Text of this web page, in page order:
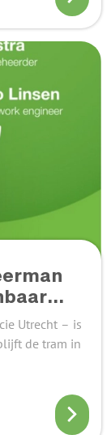
Utrecht – is
de tram in